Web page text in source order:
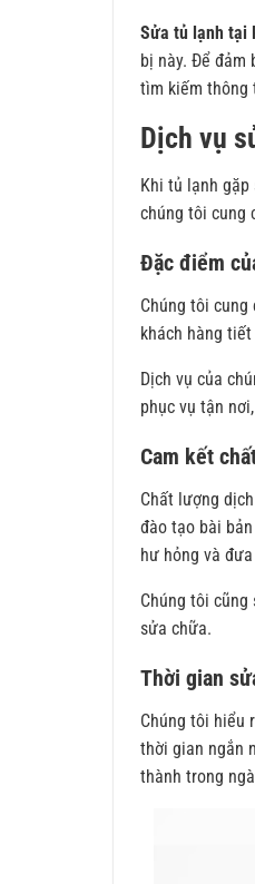
Sửa tủ lạnh tại
bị này. Để đảm
tìm kiếm thông
Dịch vụ
Khi tủ lạnh
chúng tôi cung
Đặc điểm
Chúng tôi
khách hàng
Dịch vụ của
phục vụ tận
Cam kết
Chất lượng
đào tạo bài
hư hỏng và
Chúng tôi
sửa chữa.
Thời gian
Chúng tôi hiểu
thời gian ngắn
thành trong